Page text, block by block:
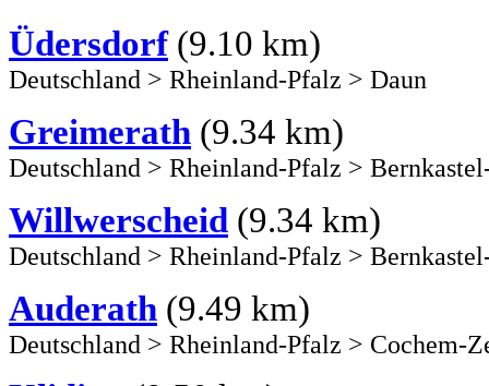
Üdersdorf(9.10 km)
Deutschland > Rheinland-Pfalz > Daun
Greimerath (9.34 km)
Deutschland > Rheinland-Pfalz >
Willwerscheid (9.34 km)
Deutschland > Rheinland-Pfalz >
Auderath (9.49 km)
Deutschland > Rheinland-Pfalz > Cochem-